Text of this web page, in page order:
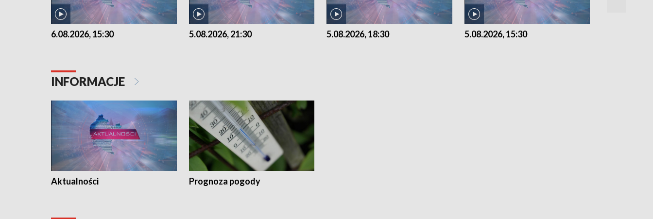
6.08.2026, 15:30 5.08.2026, 21:30 5.08.2026, 18:30 5.08.2026, 15:30
INFORMACJE
Aktualności Prognoza pogody